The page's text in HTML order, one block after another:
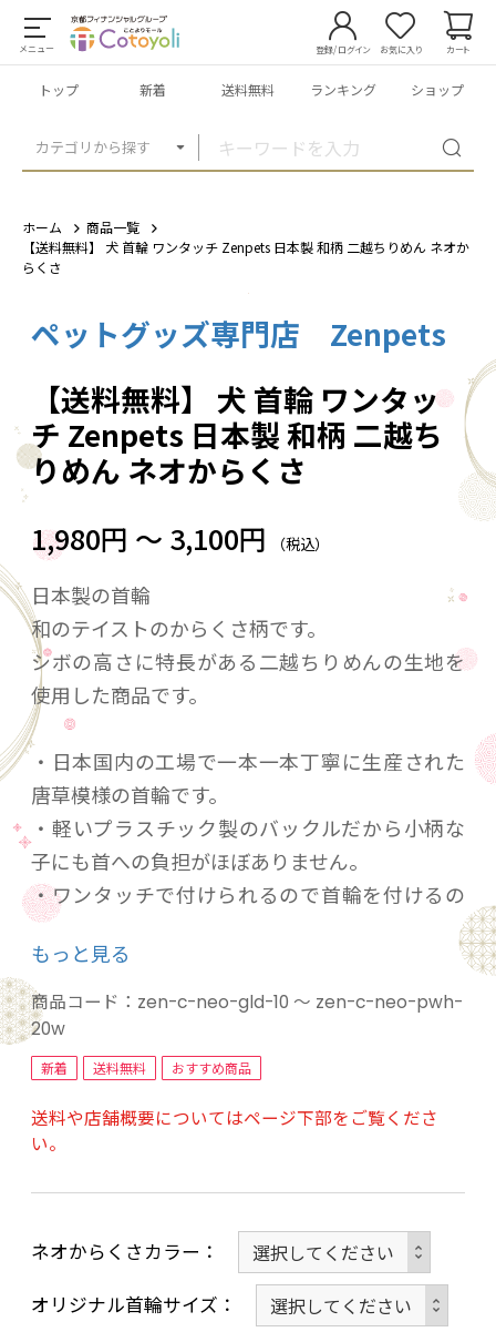
メニュー
カテゴリから探す
登録/ログイン お気に入り カート
トップ 新着 送料無料 ランキング ショップ
ホーム
商品一覧
【送料無料】 犬 首輪 ワンタッチ Zenpets 日本製 和柄 二越ちりめん ネオか
らくさ
ペットグッズ専門店 Zenpets
【送料無料】 犬 首輪 ワンタッ
チ Zenpets 日本製 和柄 二越ち
りめん ネオからくさ
1,980円 ～ 3,100円 （税込）
日本製の首輪
和のテイストのからくさ柄です。
シボの高さに特長がある二越ちりめんの生地を
使用した商品です。
・日本国内の工場で一本一本丁寧に生産された
唐草模様の首輪です。
・軽いプラスチック製のバックルだから小柄な
子にも首への負担がほぼありません。
・ワンタッチで付けられるので首輪を付けるの
が楽です。
写真のイメージや色が実物と違って見える場合
があります。
また、生地の柄の入り方も写真と全く同一では
からくさ生地：ポリエステル100％
・『二越ちりめん』とは？
日本の匠の技が活きた「ちりめん」です。
S撚りZ撚りの緯糸を二本おきに織り込んでいる
もっと見る
商品コード： zen-c-neo-gld-10 ～ zen-c-neo-pwh-
20w
新着 送料無料 おすすめ商品
送料や店舗概要についてはページ下部をご覧くださ
い。
ネオからくさカラー
オリジナル首輪サイズ